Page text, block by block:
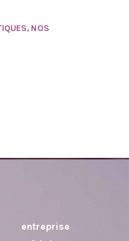
,NOS